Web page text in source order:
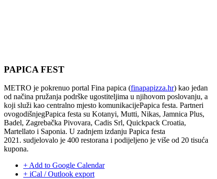
PAPICA FEST
METRO je pokrenuo portal Fina papica (finapapizza.hr) kao jedan
od načina pružanja podrške ugostiteljima u njihovom poslovanju, a
koji služi kao centralno mjesto komunikacijePapica festa. Partneri
ovogodišnjegPapica festa su Kotanyi, Mutti, Nikas, Jamnica Plus,
Badel, Zagrebačka Pivovara, Cadis Srl, Quickpack Croatia,
Martellato i Saponia. U zadnjem izdanju Papica festa
2021. sudjelovalo je 400 restorana i podijeljeno je više od 20 tisuća
kupona.
+ Add to Google Calendar
+ iCal / Outlook export